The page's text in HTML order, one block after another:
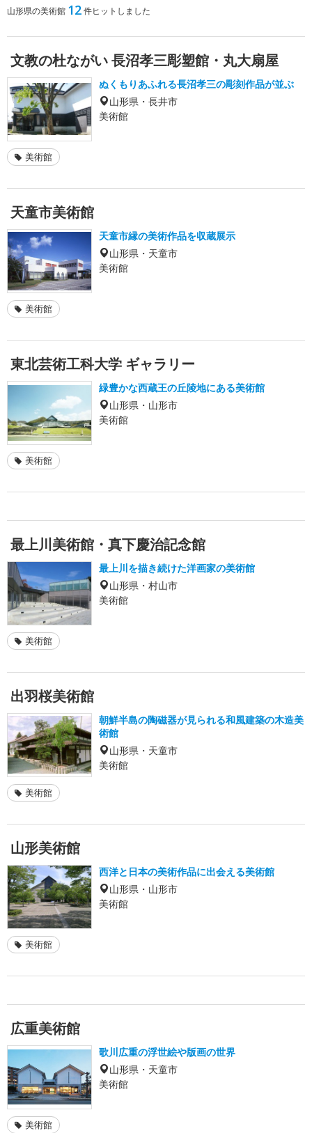
山形県の美術館 12件ヒットしました
文教の杜ながい 長沼孝三彫塑館・丸大扇屋
ぬくもりあふれる長沼孝三の彫刻作品が並ぶ
山形県・長井市
美術館
美術館
天童市美術館
天童市縁の美術作品を収蔵展示
山形県・天童市
美術館
美術館
東北芸術工科大学 ギャラリー
緑豊かな西蔵王の丘陵地にある美術館
山形県・山形市
美術館
美術館
最上川美術館・真下慶治記念館
最上川を描き続けた洋画家の美術館
山形県・村山市
美術館
美術館
出羽桜美術館
朝鮮半島の陶磁器が見られる和風建築の木造美
術館
山形県・天童市
美術館
美術館
山形美術館
西洋と日本の美術作品に出会える美術館
山形県・山形市
美術館
美術館
広重美術館
歌川広重の浮世絵や版画の世界
山形県・天童市
美術館
美術館